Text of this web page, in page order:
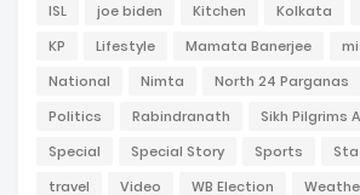
ISL
joe biden Kitchen Kolkata
KP
Lifestyle Mamata Banerjee
National
Nimta North 24 Parganas
Politics
Rabindranath
Sikh Pilgrims
Special
Special Story Sports
travel
Video WB Election